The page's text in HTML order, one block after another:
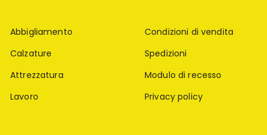
Abbigliamento
Calzature
Attrezzatura
Lavoro
Condizioni di vendita
Spedizioni
Modulo di recesso
Privacy policy